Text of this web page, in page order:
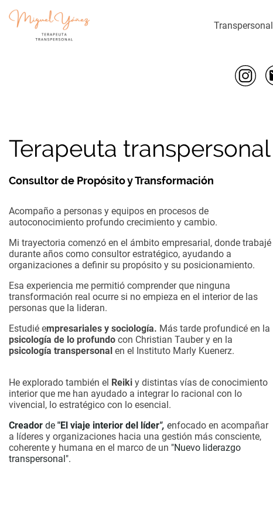
Transpersonal
Terapeuta transpersonal
Consultor de Propósito y Transformación
Acompaño a personas y equipos en procesos de
autoconocimiento profundo crecimiento y cambio.
Mi trayectoria comenzó en el ámbito empresarial, donde trabajé
durante años como consultor estratégico, ayudando a
organizaciones a definir su propósito y su posicionamiento.
Esa experiencia me permitió comprender que ninguna
transformación real ocurre si no empieza en el interior de las
personas que la lideran.
Estudié empresariales y sociología. Más tarde profundicé en la
psicología de lo profundo con Christian Tauber y en la
psicología transpersonal en el Instituto Marly Kuenerz.
He explorado también el Reiki y distintas vías de conocimiento
interior que me han ayudado a integrar lo racional con lo
vivencial, lo estratégico con lo esencial.
Creador de "El viaje interior del líder", enfocado en acompañar
a líderes y organizaciones hacia una gestión más consciente,
coherente y humana en el marco de un "Nuevo liderazgo
transpersonal".